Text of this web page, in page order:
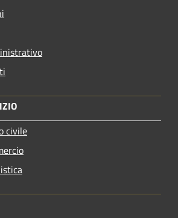
civile